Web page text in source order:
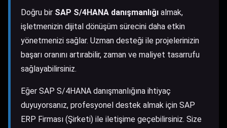
Doğru bir SAP S/4HANA danışmanlığı almak,
işletmenizin dijital dönüşüm sürecini daha etkin
yönetmenizi sağlar. Uzman desteği ile projelerinizin
başarı oranını artırabilir, zaman ve maliyet tasarrufu
sağlayabilirsiniz.
Eğer SAP S/4HANA danışmanlığına ihtiyaç
duyuyorsanız, profesyonel destek almak için SAP
ERP Firması (Şirketi) ile iletişime geçebilirsiniz. Size